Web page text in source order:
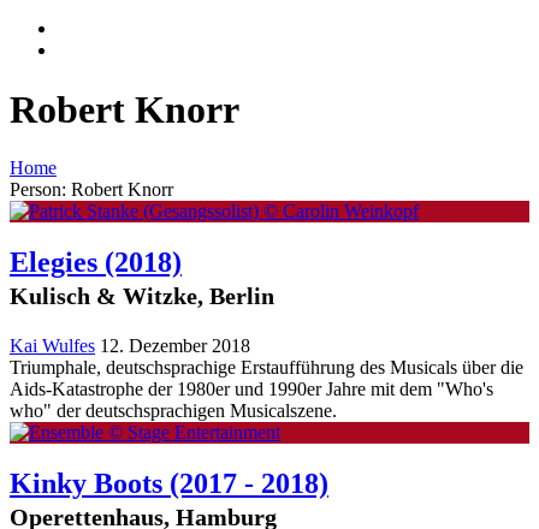
Robert Knorr
Home
Person: Robert Knorr
Elegies (2018)
Kulisch & Witzke, Berlin
Kai Wulfes 12. Dezember 2018
Triumphale, deutschsprachige Erstaufführung des Musicals über die
Aids-Katastrophe der 1980er und 1990er Jahre mit dem "Who's
who" der deutschsprachigen Musicalszene.
Kinky Boots (2017 - 2018)
Operettenhaus, Hamburg